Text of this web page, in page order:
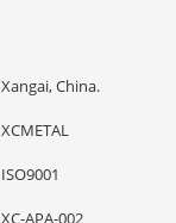
Xangai, China.
XCMETAL
ISO9001
XC-APA-002